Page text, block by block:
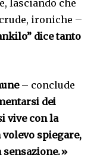
lasciando che
ironiche –
dice tanto
– conclude
dei
vive con la
spiegare,
sensazione.»